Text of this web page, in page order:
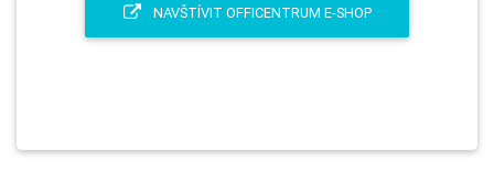
NAVŠTÍVIT OFFICENTRUM E-SHOP